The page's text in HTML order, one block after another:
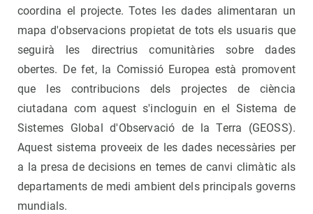
coordina el projecte. Totes les dades alimentaran un
mapa d'observacions propietat de tots els usuaris que
seguirà les directrius comunitàries sobre dades
obertes. De fet, la Comissió Europea està promovent
que les contribucions dels projectes de ciència
ciutadana com aquest s'incloguin en el Sistema de
Sistemes Global d'Observació de la Terra (GEOSS).
Aquest sistema proveeix de les dades necessàries per
a la presa de decisions en temes de canvi climàtic als
departaments de medi ambient dels principals governs
mundials.